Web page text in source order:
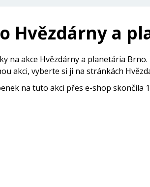
Hvězdárny a
na akce Hvězdárny a planetária Brno.
akci, vyberte si ji na stránkách
na tuto akci přes e-shop skončila